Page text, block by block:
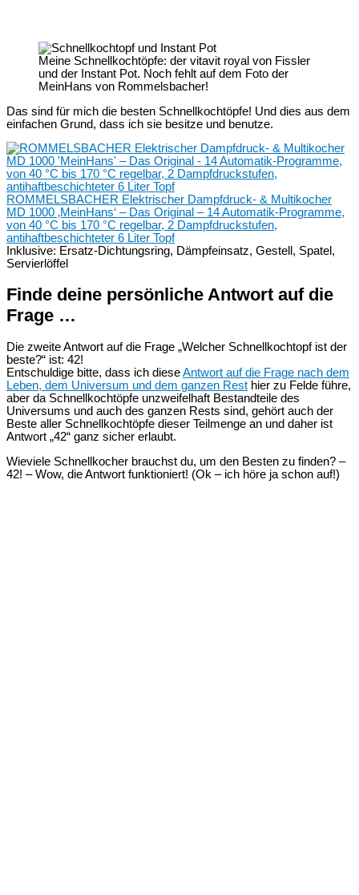
Meine Schnellkochtöpfe: der vitavit royal von Fissler
und der Instant Pot. Noch fehlt auf dem Foto der
MeinHans von Rommelsbacher!
Das sind für mich die besten Schnellkochtöpfe! Und dies aus dem
einfachen Grund, dass ich sie besitze und benutze.
ROMMELSBACHER Elektrischer Dampfdruck- & Multikocher
MD 1000 ‚MeinHans‘ – Das Original – 14 Automatik-Programme,
von 40 °C bis 170 °C regelbar, 2 Dampfdruckstufen,
antihaftbeschichteter 6 Liter Topf
Inklusive: Ersatz-Dichtungsring, Dämpfeinsatz, Gestell, Spatel,
Servierlöffel
Finde deine persönliche Antwort auf die
Frage …
Die zweite Antwort auf die Frage „Welcher Schnellkochtopf ist der
beste?“ ist: 42!
Entschuldige bitte, dass ich dieseAntwort auf die Frage nach dem
Leben, dem Universum und dem ganzen Rest hier zu Felde führe,
aber da Schnellkochtöpfe unzweifelhaft Bestandteile des
Universums und auch des ganzen Rests sind, gehört auch der
Beste aller Schnellkochtöpfe dieser Teilmenge an und daher ist
Antwort „42“ ganz sicher erlaubt.
Wieviele Schnellkocher brauchst du, um den Besten zu finden? –
42! – Wow, die Antwort funktioniert! (Ok – ich höre ja schon auf!)